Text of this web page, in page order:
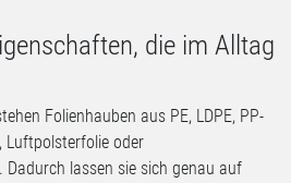
die im Alltag
Folienhauben aus PE, LDPE, PP-
Luftpolsterfolie oder
lassen sie sich genau auf